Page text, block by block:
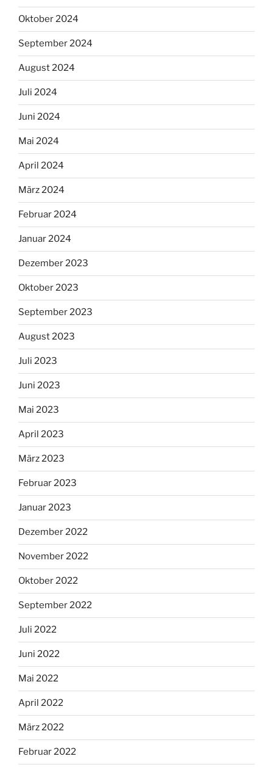
Oktober 2024
September 2024
August 2024
Juli 2024
Juni 2024
Mai 2024
April 2024
März 2024
Februar 2024
Januar 2024
Dezember 2023
Oktober 2023
September 2023
August 2023
Juli 2023
Juni 2023
Mai 2023
April 2023
März 2023
Februar 2023
Januar 2023
Dezember 2022
November 2022
Oktober 2022
September 2022
Juli 2022
Juni 2022
Mai 2022
April 2022
März 2022
Februar 2022